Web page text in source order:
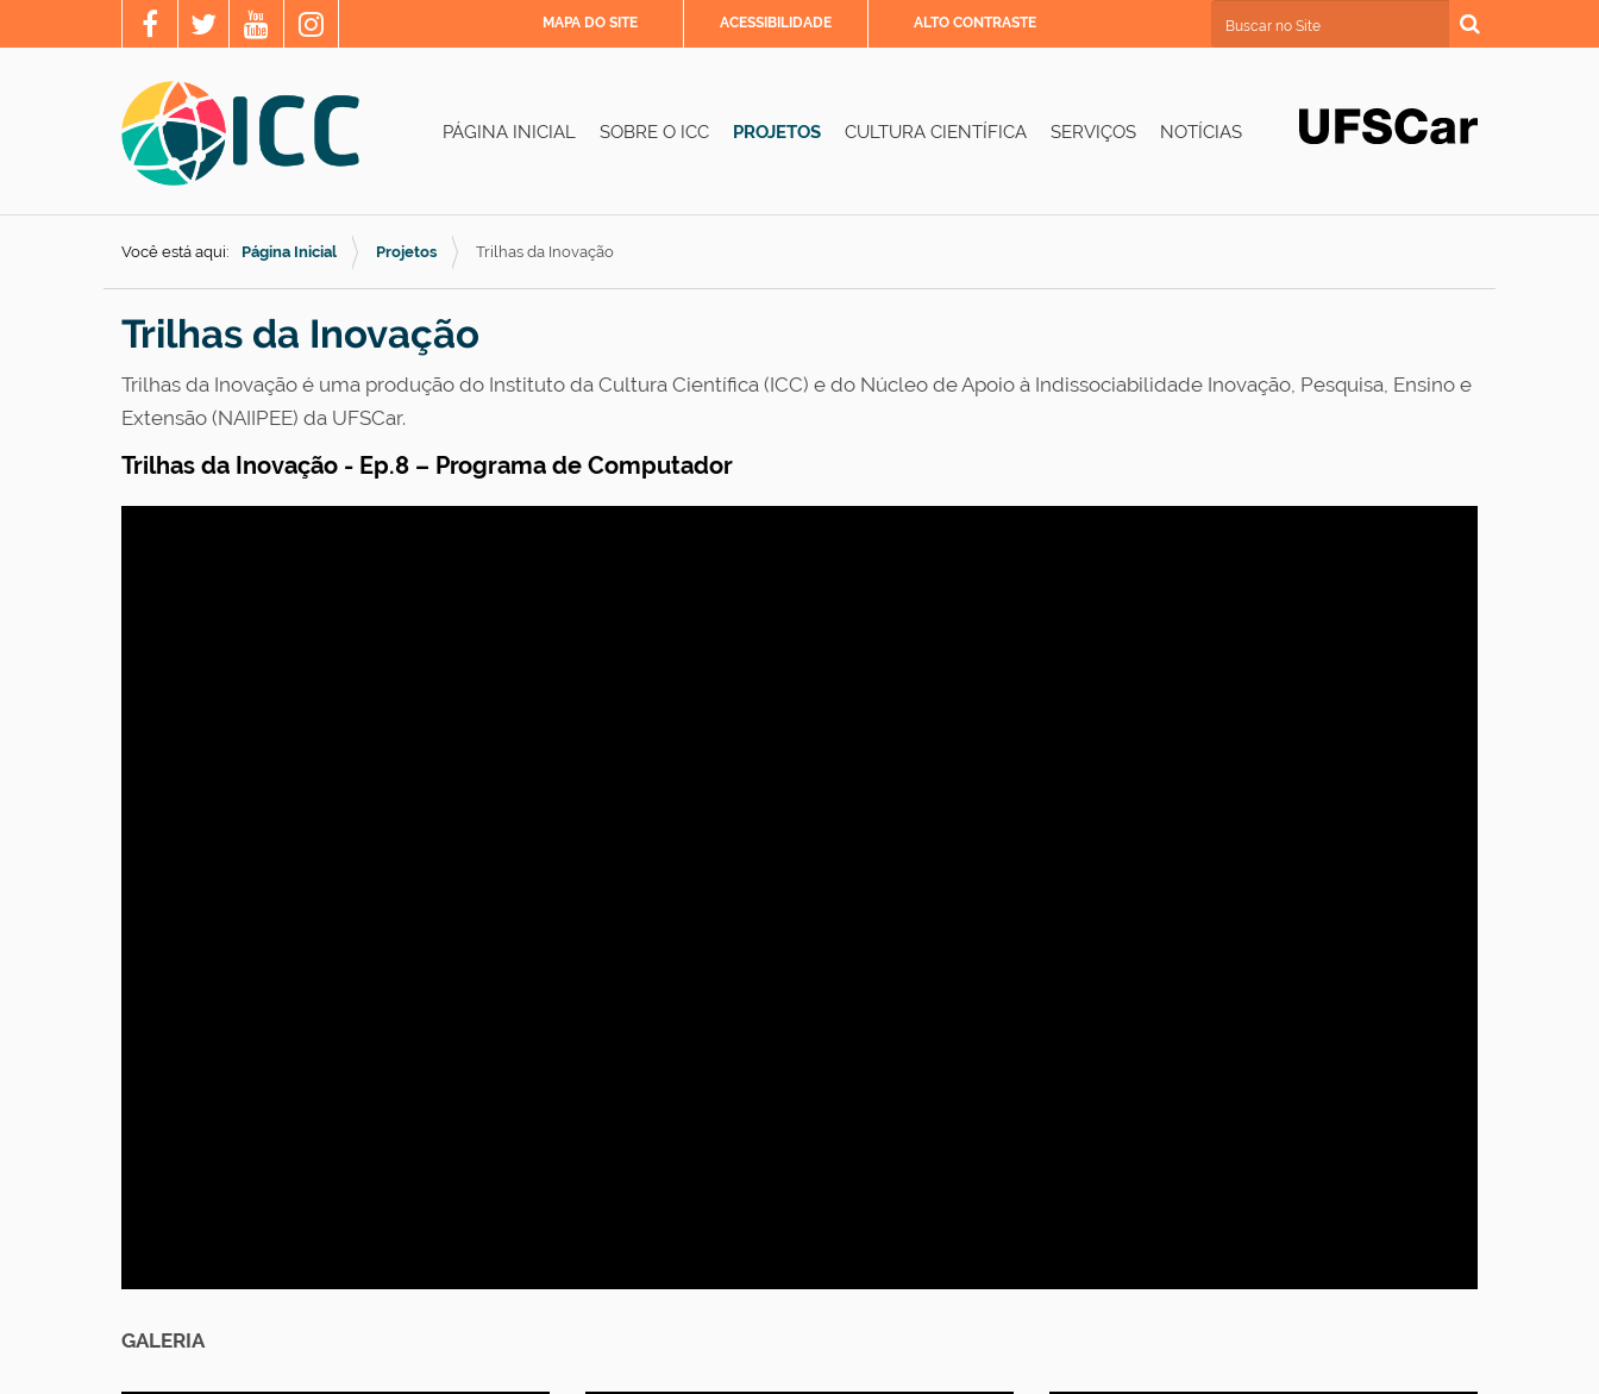
MAPA DO SITE ACESSIBILIDADE ALTO CONTRASTE Busca Avançada…
PÁGINA INICIAL SOBRE O ICC PROJETOS CULTURA CIENTÍFICA SERVIÇOS NOTÍCIAS
Você está aqui: Página Inicial Projetos Trilhas da Inovação
Trilhas da Inovação
Trilhas da Inovação é uma produção do Instituto da Cultura Científica (ICC) e do Núcleo de Apoio à Indissociabilidade Inovação, Pesquisa, Ensino e
Extensão (NAIIPEE) da UFSCar.
Trilhas da Inovação - Ep.8 – Programa de Computador
GALERIA